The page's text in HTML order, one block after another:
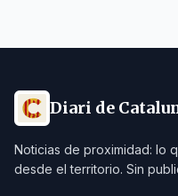
Diari de
Noticias de proximidad: lo
desde el territorio. Sin